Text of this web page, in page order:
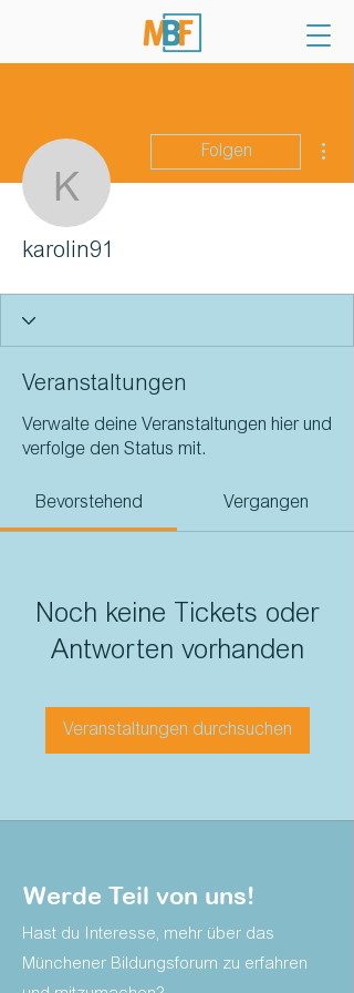
karolin91
Folgen
karolin91
Veranstaltungen
Verwalte deine Veranstaltungen hier und
verfolge den Status mit.
Bevorstehend Vergangen
Noch keine Tickets oder
Antworten vorhanden
Veranstaltungen durchsuchen
Werde Teil von uns!
Hast du Interesse, mehr über das
Münchener Bildungsforum zu erfahren